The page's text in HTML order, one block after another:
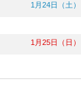
1月24日（土）
1月25日（日）